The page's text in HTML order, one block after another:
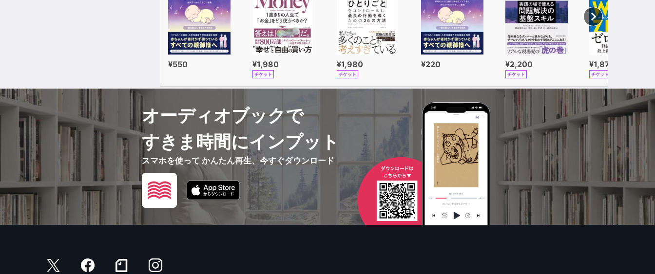
¥550 ¥1,980
チケット
¥1,980
チケット
¥220 ¥2,200
チケット
¥1,870
チケット
オーディオブックで
すきま時間にインプット
スマホを使って かんたん再生、今すぐダウンロード